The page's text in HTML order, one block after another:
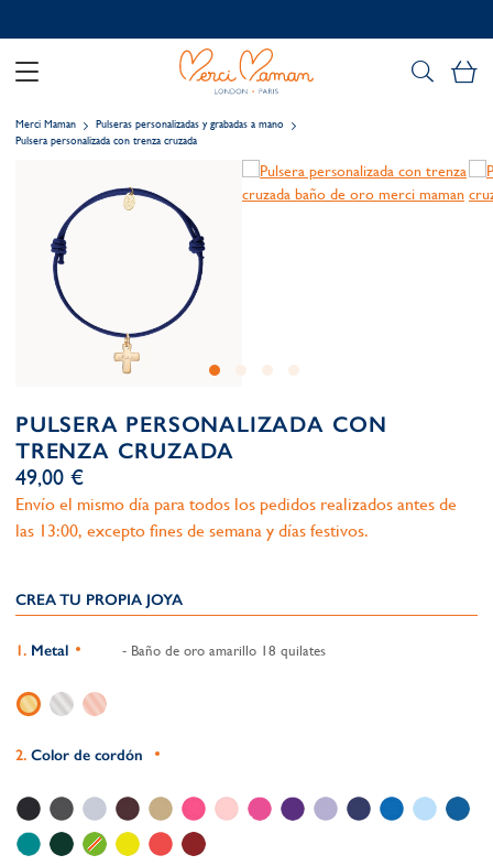
Merci Maman
Pulseras personalizadas y grabadas a mano
Pulsera personalizada con trenza cruzada
PULSERA PERSONALIZADA CON
TRENZA CRUZADA
49,00 €
Envío el mismo día para todos los pedidos realizados antes de
las 13:00, excepto fines de semana y días festivos.
CREA TU PROPIA JOYA
Metal - Baño de oro amarillo 18 quilates
Color de cordón